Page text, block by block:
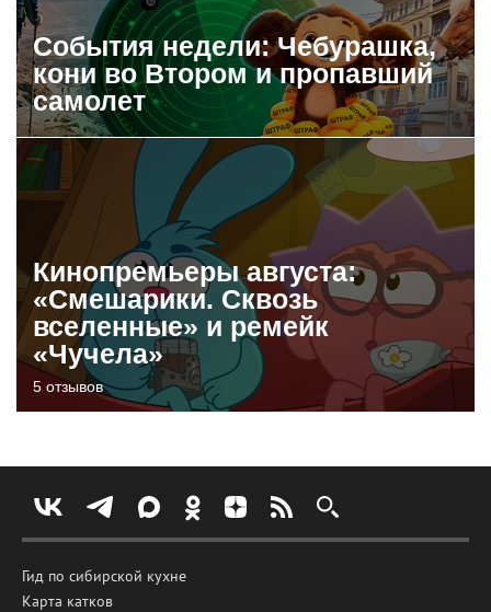
События недели: Чебурашка,
кони во Втором и пропавший
самолет
Кинопремьеры августа:
«Смешарики. Сквозь
вселенные» и ремейк
«Чучела»
5 отзывов
Гид по сибирской кухне
Карта катков